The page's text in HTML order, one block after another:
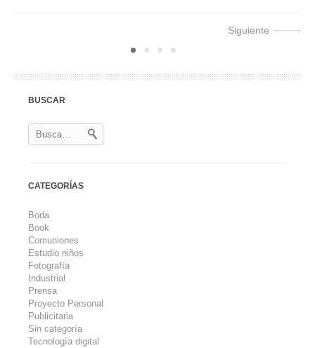
Siguiente
BUSCAR
CATEGORÍAS
Boda
Book
Comuniones
Estudio niños
Fotografía
Industrial
Prensa
Proyecto Personal
Publicitaria
Sin categoría
Tecnología digital